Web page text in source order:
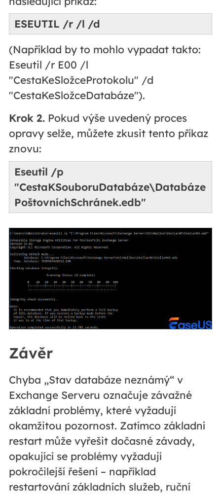
ESEUTIL /r/l /d
(Například by to mohlo vypadat takto:
Eseutil /r E00 /l
"CestaKeSložceProtokolu" /d
"CestaKeSložceDatabáze").
Krok 2.Pokud výše uvedený proces
opravy selže, můžete zkusit tento příkaz
znovu:
Eseutil /p
"CestaKSouboruDatabáze\Databáze
PoštovníchSchránek.edb"
Závěr
Chyba „Stav databáze neznámý“ v
Exchange Serveru označuje závažné
základní problémy, které vyžadují
okamžitou pozornost. Zatímco základní
restart může vyřešit dočasné závady,
opakující se problémy vyžadují
pokročilejší řešení – například
restartování základních služeb, ruční